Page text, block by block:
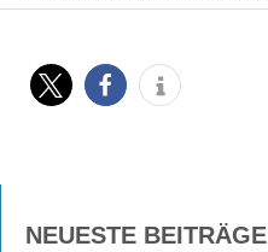
NEUESTE BEITRÄGE